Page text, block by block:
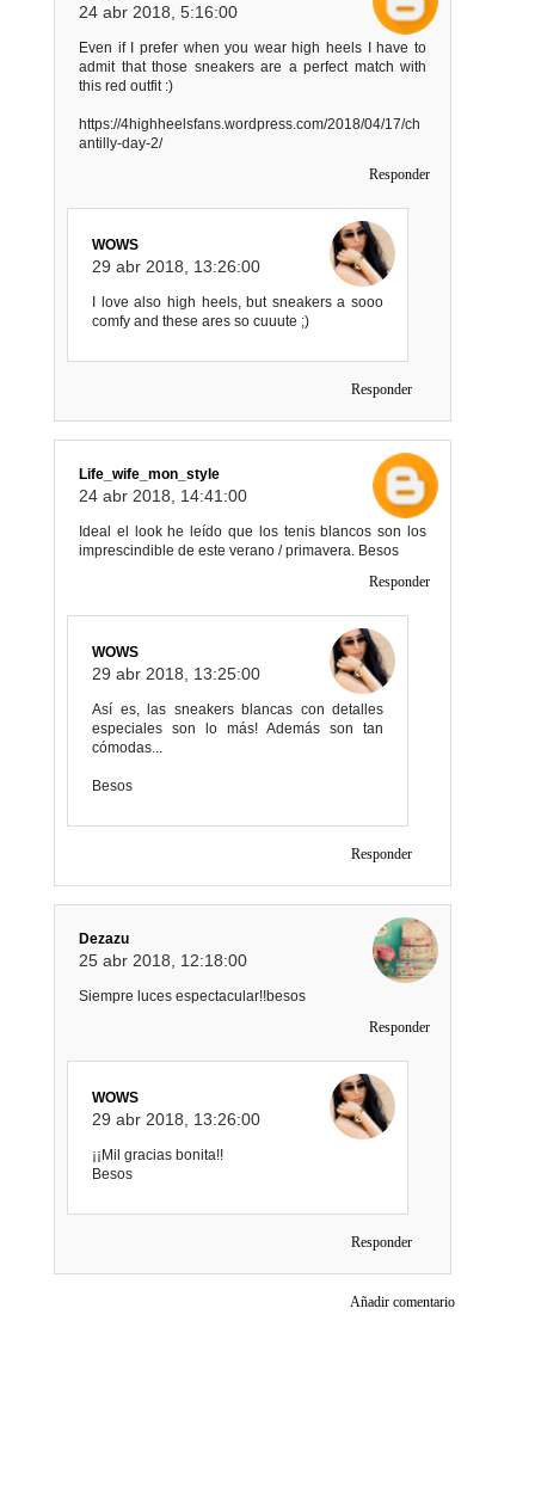
24 abr 2018, 5:16:00
Even if I prefer when you wear high heels I have to
admit that those sneakers are a perfect match with
this red outfit :)
https://4highheelsfans.wordpress.com/2018/04/17/ch
antilly-day-2/
Responder
WOWS
29 abr 2018, 13:26:00
I love also high heels, but sneakers a sooo
comfy and these ares so cuuute ;)
Responder
Life_wife_mon_style
24 abr 2018, 14:41:00
Ideal el look he leído que los tenis blancos son los
imprescindible de este verano / primavera. Besos
Responder
WOWS
29 abr 2018, 13:25:00
Así es, las sneakers blancas con detalles
especiales son lo más! Además son tan
cómodas...
Besos
Responder
Dezazu
25 abr 2018, 12:18:00
Siempre luces espectacular!!besos
Responder
WOWS
29 abr 2018, 13:26:00
¡¡Mil gracias bonita!!
Besos
Responder
Añadir comentario